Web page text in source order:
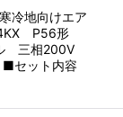
冷地向けエア
P56形
三相200V
セット内容